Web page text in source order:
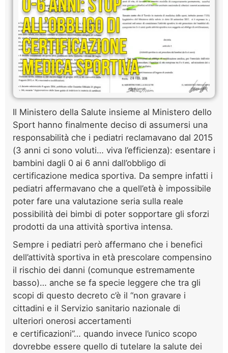
Il Ministero della Salute insieme al Ministero dello
Sport hanno finalmente deciso di assumersi una
responsabilità che i pediatri reclamavano dal 2015
(3 anni ci sono voluti… viva l’efficienza): esentare i
bambini dagli 0 ai 6 anni dall’obbligo di
certificazione medica sportiva. Da sempre infatti i
pediatri affermavano che a quell’età è impossibile
poter fare una valutazione seria sulla reale
possibilità dei bimbi di poter sopportare gli sforzi
prodotti da una attività sportiva intensa.
Sempre i pediatri però affermano che i benefici
dell’attività sportiva in età prescolare compensino
il rischio dei danni (comunque estremamente
basso)… anche se fa specie leggere che tra gli
scopi di questo decreto c’è il “non gravare i
cittadini e il Servizio sanitario nazionale di
ulteriori onerosi accertamenti
e certificazioni”… quando invece l’unico scopo
dovrebbe essere quello di tutelare la salute dei